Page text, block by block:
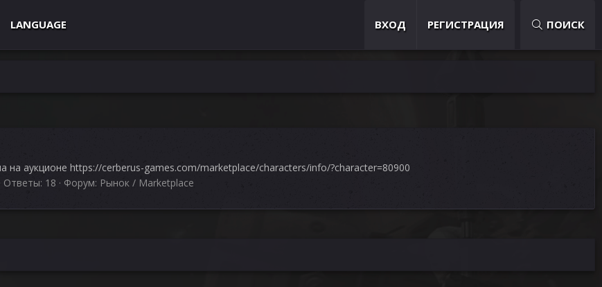
LANGUAGE ВХОД РЕГИСТРАЦИЯ ПОИСК
на аукционе https://cerberus-games.com/marketplace/characters/info/?character=80900
Ответы: 18 Форум: Рынок / Marketplace